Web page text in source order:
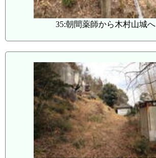
35:朝間薬師から木村山城へ